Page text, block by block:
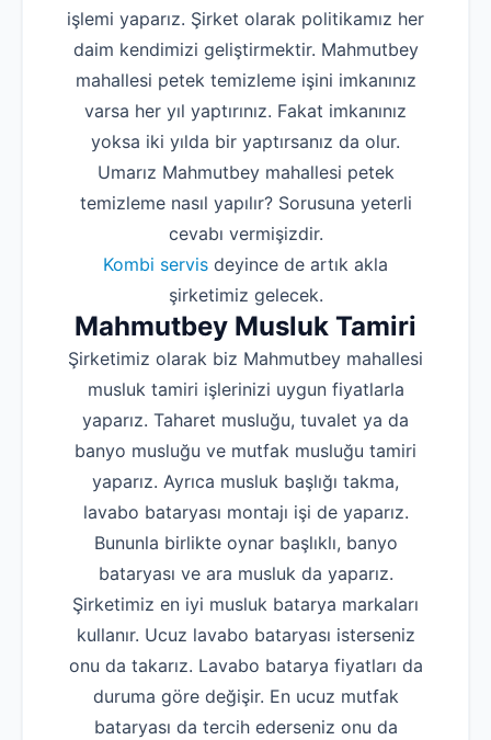
işlemi yaparız. Şirket olarak politikamız her
daim kendimizi geliştirmektir. Mahmutbey
mahallesi petek temizleme işini imkanınız
varsa her yıl yaptırınız. Fakat imkanınız
yoksa iki yılda bir yaptırsanız da olur.
Umarız Mahmutbey mahallesi petek
temizleme nasıl yapılır? Sorusuna yeterli
cevabı vermişizdir.
Kombi servis deyince de artık akla
şirketimiz gelecek.
Mahmutbey Musluk Tamiri
Şirketimiz olarak biz Mahmutbey mahallesi
musluk tamiri işlerinizi uygun fiyatlarla
yaparız. Taharet musluğu, tuvalet ya da
banyo musluğu ve mutfak musluğu tamiri
yaparız. Ayrıca musluk başlığı takma,
lavabo bataryası montajı işi de yaparız.
Bununla birlikte oynar başlıklı, banyo
bataryası ve ara musluk da yaparız.
Şirketimiz en iyi musluk batarya markaları
kullanır. Ucuz lavabo bataryası isterseniz
onu da takarız. Lavabo batarya fiyatları da
duruma göre değişir. En ucuz mutfak
bataryası da tercih ederseniz onu da